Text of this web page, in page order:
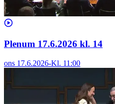
Plenum 17.6.2026 kl. 14
ons 17.6.2026-Kl. 11:00